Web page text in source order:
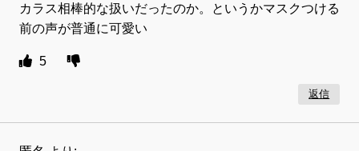
カラス相棒的な扱いだったのか。というかマスクつける
前の声が普通に可愛い
5
返信